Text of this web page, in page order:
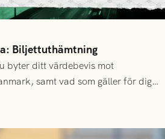
Biljettuthämtning
byter ditt värdebevis mot
samt vad som gäller för dig
fått förhinder.